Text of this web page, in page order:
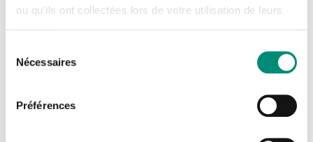
ou qu'ils ont collectées lors de votre utilisation de leurs
Nécessaires
Préférences
Tél : 05 55 63 17 74
Adresse email *